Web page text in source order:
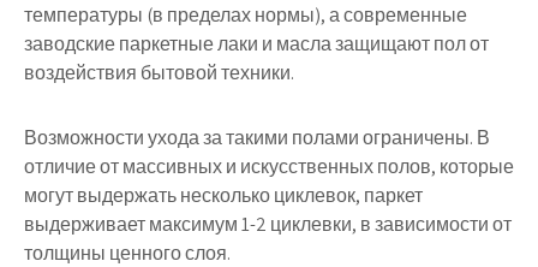
температуры (в пределах нормы), а современные
заводские паркетные лаки и масла защищают пол от
воздействия бытовой техники.
Возможности ухода за такими полами ограничены. В
отличие от массивных и искусственных полов, которые
могут выдержать несколько циклевок, паркет
выдерживает максимум 1-2 циклевки, в зависимости от
толщины ценного слоя.